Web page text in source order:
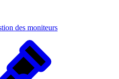
des moniteurs